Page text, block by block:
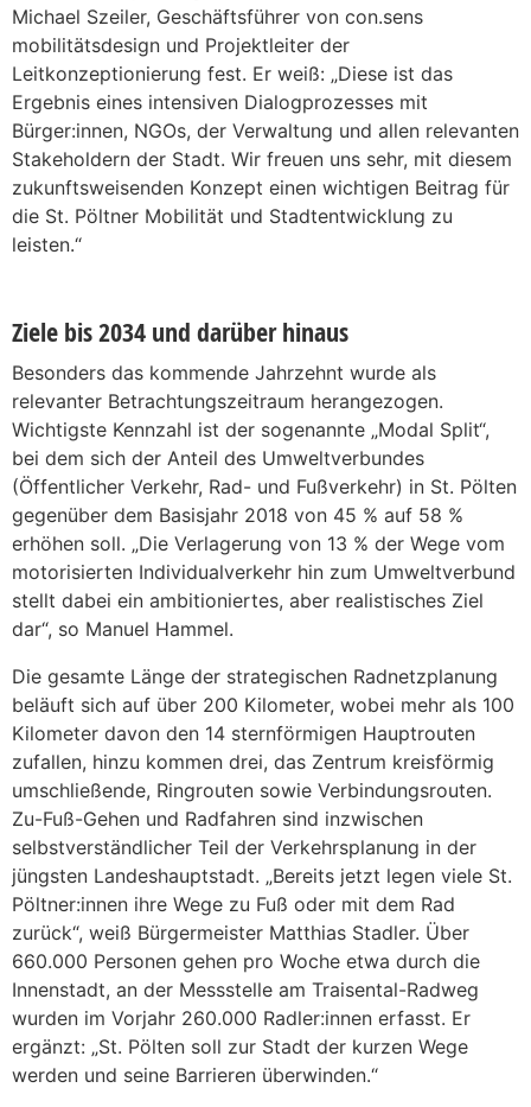
Michael Szeiler, Geschäftsführer von con.sens
mobilitätsdesign und Projektleiter der
Leitkonzeptionierung fest. Er weiß: „Diese ist das
Ergebnis eines intensiven Dialogprozesses mit
Bürger:innen, NGOs, der Verwaltung und allen relevanten
Stakeholdern der Stadt. Wir freuen uns sehr, mit diesem
zukunftsweisenden Konzept einen wichtigen Beitrag für
die St. Pöltner Mobilität und Stadtentwicklung zu
leisten.“
Ziele bis 2034 und darüber hinaus
Besonders das kommende Jahrzehnt wurde als
relevanter Betrachtungszeitraum herangezogen.
Wichtigste Kennzahl ist der sogenannte „Modal Split“,
bei dem sich der Anteil des Umweltverbundes
(Öffentlicher Verkehr, Rad- und Fußverkehr) in St. Pölten
gegenüber dem Basisjahr 2018 von 45 % auf 58 %
erhöhen soll. „Die Verlagerung von 13 % der Wege vom
motorisierten Individualverkehr hin zum Umweltverbund
stellt dabei ein ambitioniertes, aber realistisches Ziel
dar“, so Manuel Hammel.
Die gesamte Länge der strategischen Radnetzplanung
beläuft sich auf über 200 Kilometer, wobei mehr als 100
Kilometer davon den 14 sternförmigen Hauptrouten
zufallen, hinzu kommen drei, das Zentrum kreisförmig
umschließende, Ringrouten sowie Verbindungsrouten.
Zu-Fuß-Gehen und Radfahren sind inzwischen
selbstverständlicher Teil der Verkehrsplanung in der
jüngsten Landeshauptstadt. „Bereits jetzt legen viele St.
Pöltner:innen ihre Wege zu Fuß oder mit dem Rad
zurück“, weiß Bürgermeister Matthias Stadler. Über
660.000 Personen gehen pro Woche etwa durch die
Innenstadt, an der Messstelle am Traisental-Radweg
wurden im Vorjahr 260.000 Radler:innen erfasst. Er
ergänzt: „St. Pölten soll zur Stadt der kurzen Wege
werden und seine Barrieren überwinden.“